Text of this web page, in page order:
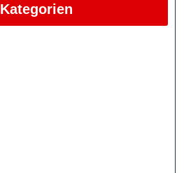
Kategorien